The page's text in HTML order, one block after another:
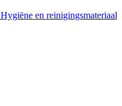
en reinigingsmateriaal